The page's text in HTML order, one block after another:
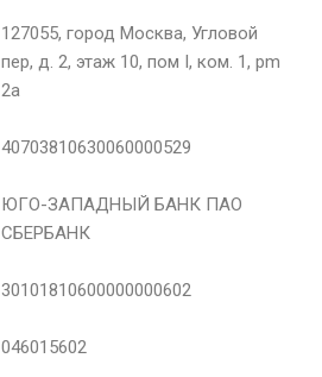
127055, город Москва, Угловой
пер, д. 2, этаж 10, пом I, ком. 1, pm
2а
40703810630060000529
ЮГО-ЗАПАДНЫЙ БАНК ПАО
СБЕРБАНК
30101810600000000602
046015602